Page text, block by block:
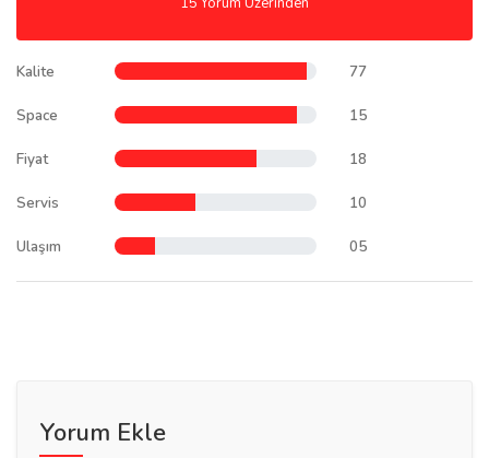
Kalite 77
Space 15
Fiyat 18
Servis 10
Ulaşım 05
Yorum Ekle